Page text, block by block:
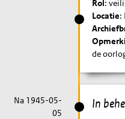
Rol:
Locatie:
de
In
Na 1945-05-
05